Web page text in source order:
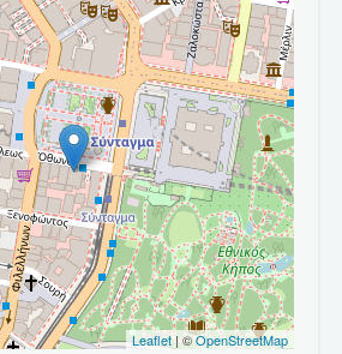
Leaflet| ©OpenStreetMap